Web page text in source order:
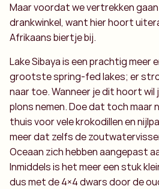
Maar voordat we vertrekken
drankwinkel, want hier hoort
Afrikaans biertje bij.
Lake Sibaya is een prachtig meer
grootste spring-fed lakes; er
naar toe. Wanneer je dit hoort wil
plons nemen. Doe dat toch maar
thuis voor vele krokodillen en
meer dat zelfs de
Oceaan zich hebben aangepast
Inmiddels is het meer een stuk
dus met de 4×4 dwars door de